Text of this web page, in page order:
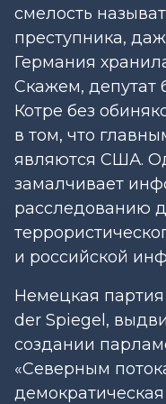
смелость
преступника,
Германия
Скажем,
Котре без
в том, что
являются США.
замалчивает
расследованию
и российской
Немецкая
der Spiegel,
создании
«Северным